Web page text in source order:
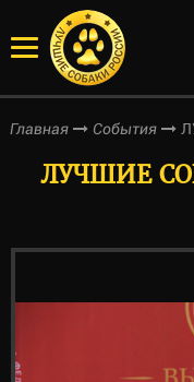
Главная События
ЛУЧШИЕ